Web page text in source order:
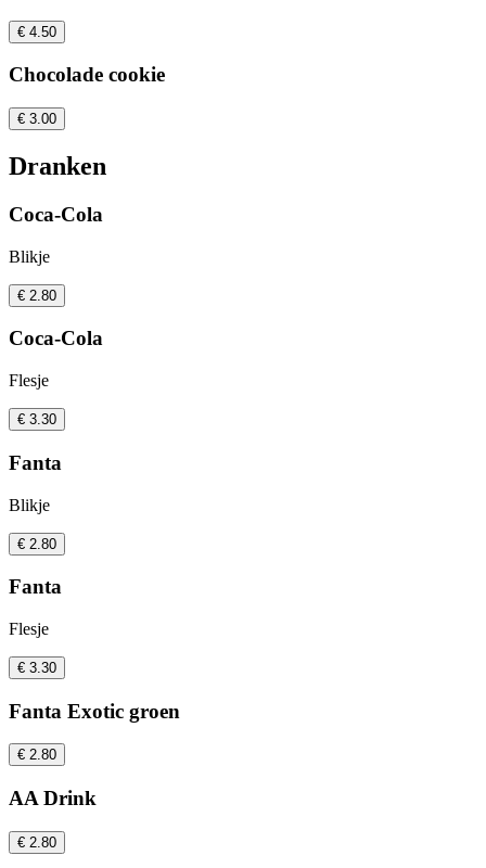
€ 4.50
Chocolade cookie
€ 3.00
Dranken
Coca-Cola
Blikje
€ 2.80
Coca-Cola
Flesje
€ 3.30
Fanta
Blikje
€ 2.80
Fanta
Flesje
€ 3.30
Fanta Exotic groen
€ 2.80
AA Drink
€ 2.80